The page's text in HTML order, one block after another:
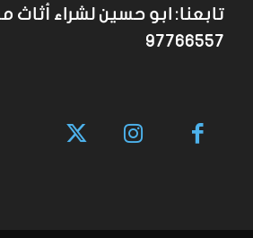
تابعنا: ابو حسين لشراء
97766557